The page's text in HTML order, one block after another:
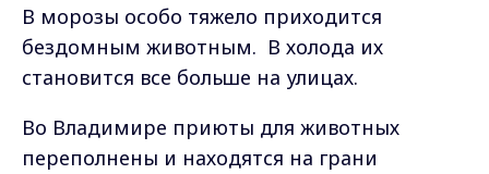
В морозы особо тяжело приходится
бездомным животным. В холода их
становится все больше на улицах.
Во Владимире приюты для животных
переполнены и находятся на грани